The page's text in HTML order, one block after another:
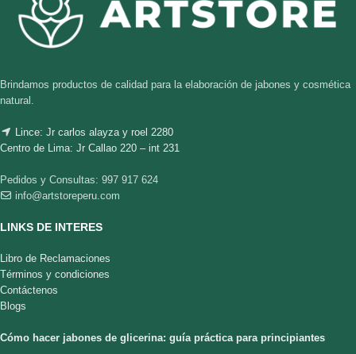
Brindamos productos de calidad para la elaboración de jabones y cosmética
natural.
Lince: Jr carlos alayza y roel 2280
Centro de Lima: Jr Callao 220 – int 231
Pedidos y Consultas: 997 917 624
info@artstoreperu.com
LINKS DE INTERES
Libro de Reclamaciones
Términos y condiciones
Contáctenos
Blogs
Cómo hacer jabones de glicerina: guía práctica para principiantes